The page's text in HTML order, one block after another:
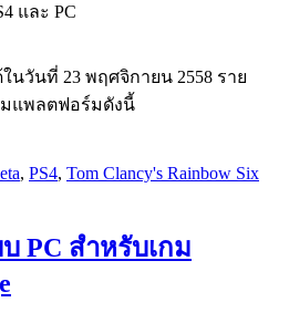
และ PC
ในวันที่ 23 พฤศจิกายน 2558 ราย
มแพลตฟอร์มดังนี้
, PS4, Tom Clancy's Rainbow Six
PC สำหรับเกม